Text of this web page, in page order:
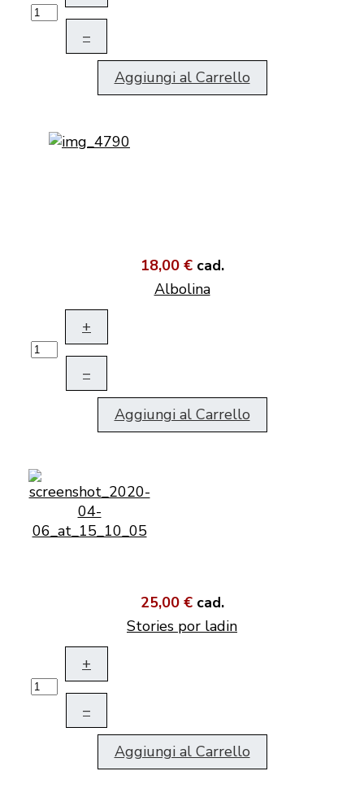
–
Aggiungi al Carrello
18,00 € cad.
Albolina
+
–
Aggiungi al Carrello
25,00 € cad.
Stories por ladin
+
–
Aggiungi al Carrello